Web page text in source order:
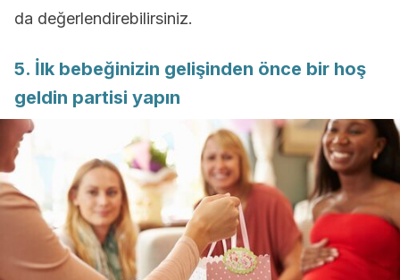
da değerlendirebilirsiniz.
5. İlk bebeğinizin gelişinden önce bir hoş
geldin partisi yapın